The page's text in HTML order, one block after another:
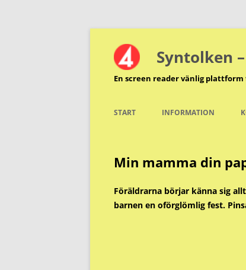
Hoppa
innehåll Syntolken
En screen reader vänlig plattform
START INFORMATION
Min mamma din
Föräldrarna börjar känna sig
barnen en oförglömlig fest.